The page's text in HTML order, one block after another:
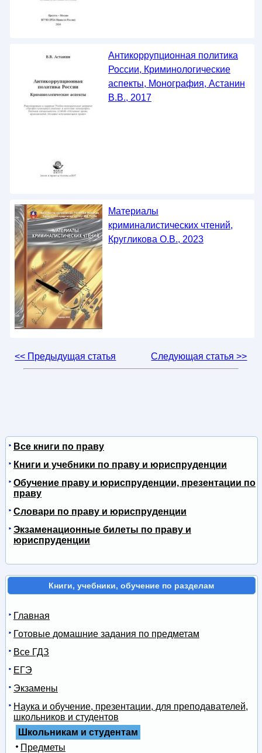
Антикоррупционная политика
России, Криминологические
аспекты, Монография, Астанин
В.В., 2017
Материалы
криминалистических чтений,
Кругликова О.В., 2023
<< Предыдущая статья Следующая статья >>
Все книги по праву
Книги и учебники по праву и юриспруденции
Обучение праву и юриспруденции, презентации по
праву
Словари по праву и юриспруденции
Экзаменационные билеты по праву и
юриспруденции
Книги, учебники, обучение по разделам
Главная
Готовые домашние задания по предметам
Все ГДЗ
ЕГЭ
Экзамены
Наука и обучение, презентации, для преподавателей,
школьников и студентов
Школьникам и студентам
Предметы